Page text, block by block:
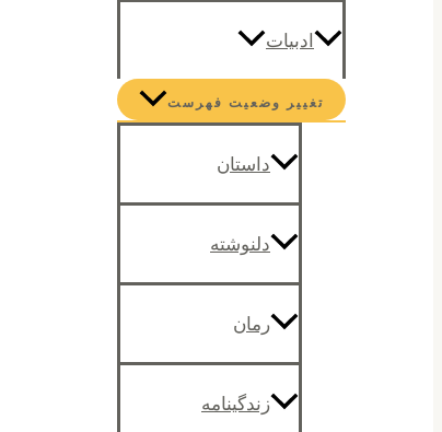
ادبیات
تغییر وضعیت فهرست
داستان
دلنوشته
رمان
زندگینامه